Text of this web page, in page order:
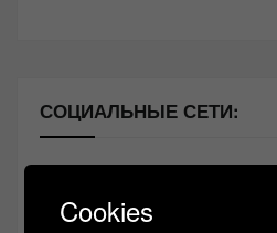
СОЦИАЛЬНЫЕ СЕТИ:
Винтажная Hi-Fi и High-End
Cookies